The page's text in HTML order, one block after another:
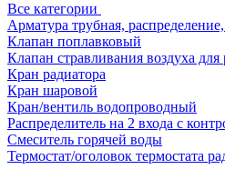
Все категории
Арматура трубная,
Клапан поплавковый
Клапан стравливания воздуха для
Кран радиатора
Кран шаровой
Кран/вентиль водопроводный
Распределитель на 2 входа с
Смеситель горячей воды
Термостат/оголовок термостата